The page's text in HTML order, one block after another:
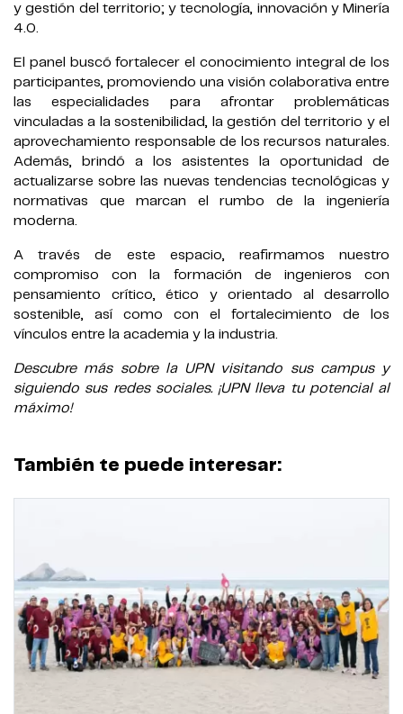
y gestión del territorio; y tecnología, innovación y Minería
4.0.
El panel buscó fortalecer el conocimiento integral de los
participantes, promoviendo una visión colaborativa entre
las especialidades para afrontar problemáticas
vinculadas a la sostenibilidad, la gestión del territorio y el
aprovechamiento responsable de los recursos naturales.
Además, brindó a los asistentes la oportunidad de
actualizarse sobre las nuevas tendencias tecnológicas y
normativas que marcan el rumbo de la ingeniería
moderna.
A través de este espacio, reafirmamos nuestro
compromiso con la formación de ingenieros con
pensamiento crítico, ético y orientado al desarrollo
sostenible, así como con el fortalecimiento de los
vínculos entre la academia y la industria.
Descubre más sobre la UPN visitando sus campus y
siguiendo sus redes sociales. ¡UPN lleva tu potencial al
máximo!
También te puede interesar: